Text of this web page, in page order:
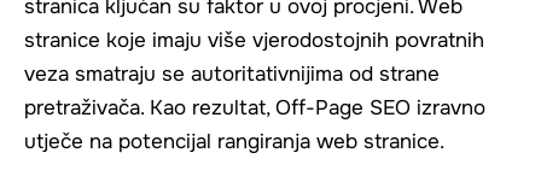
stranica ključan su faktor u ovoj procjeni. Web
stranice koje imaju više vjerodostojnih povratnih
veza smatraju se autoritativnijima od strane
pretraživača. Kao rezultat, Off-Page SEO izravno
utječe na potencijal rangiranja web stranice.